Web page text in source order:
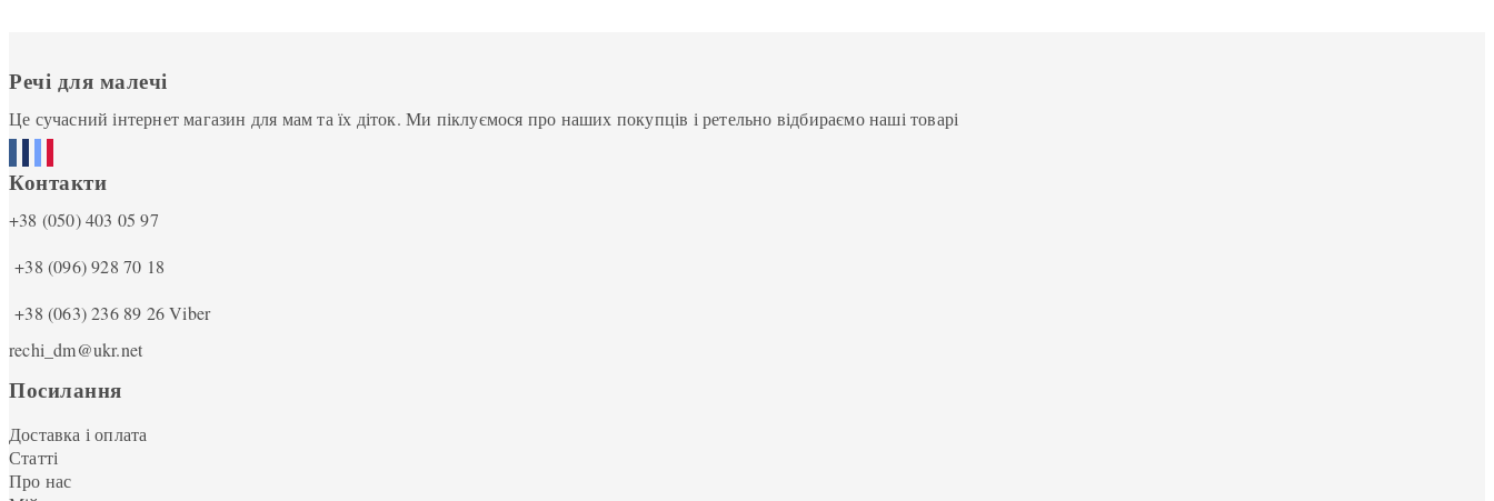
Речі для малечі
Це сучасний інтернет магазин для мам та їх діток. Ми піклуємося про наших покупців і ретельно відбираємо наші товарі
Контакти
+38 (050) 403 05 97
+38 (096) 928 70 18
+38 (063) 236 89 26Viber
rechi_dm@ukr.net
Посилання
Доставка і оплата
Статті
Про нас